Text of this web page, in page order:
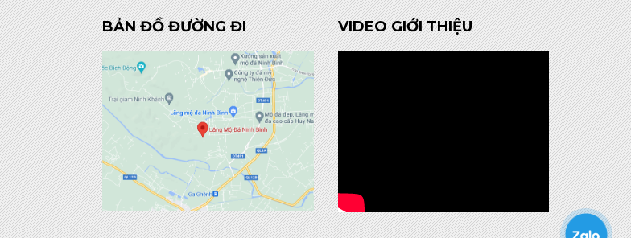
BẢN ĐỒ ĐƯỜNG ĐI VIDEO GIỚI THIỆU